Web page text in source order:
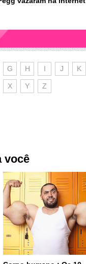
G H I J K
X Y Z
você